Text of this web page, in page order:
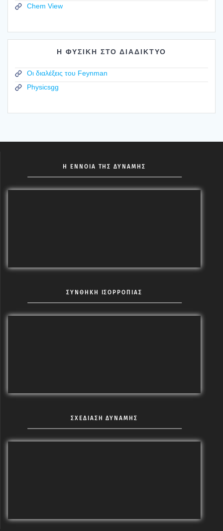
Chem View
Η ΦΥΣΙΚΗ ΣΤΟ ΔΙΑΔΙΚΤΥΟ
Οι διαλέξεις του Feynman
Physicsgg
Η ΕΝΝΟΙΑ ΤΗΣ ΔΥΝΑΜΗΣ
ΣΥΝΘΗΚΗ ΙΣΟΡΡΟΠΙΑΣ
ΣΧΕΔΙΑΣΗ ΔΥΝΑΜΗΣ